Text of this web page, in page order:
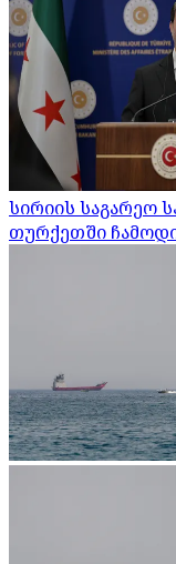
სირიის საგარეო
თურქეთში